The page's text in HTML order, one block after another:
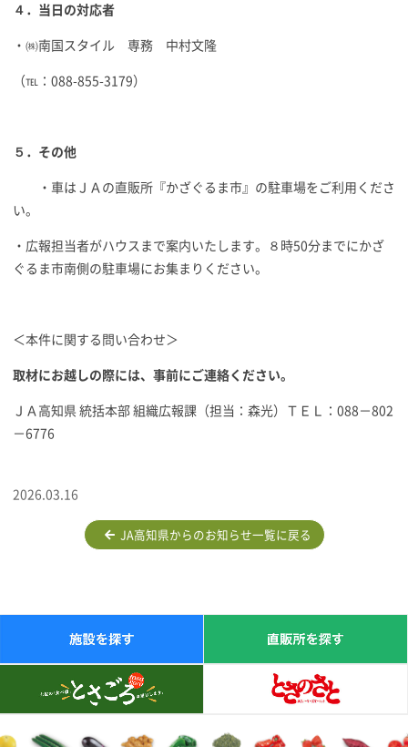
４．当日の対応者
・㈱南国スタイル 専務 中村文隆
（℡：088-855-3179）
５．その他
・車はＪＡの直販所『かざぐるま市』の駐車場をご利用くださ
い。
・広報担当者がハウスまで案内いたします。８時50分までにかざ
ぐるま市南側の駐車場にお集まりください。
＜本件に関する問い合わせ＞
取材にお越しの際には、事前にご連絡ください。
ＪＡ高知県 統括本部 組織広報課（担当：森光）ＴＥＬ：088－802
－6776
2026.03.16
JA高知県からのお知らせ一覧に戻る